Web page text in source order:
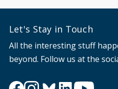
Let's Stay in Touch
All the interesting stuff
beyond. Follow us at the